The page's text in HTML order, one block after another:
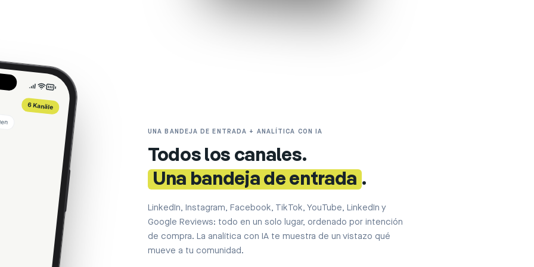
6 Kanäle
UNA BANDEJA DE ENTRADA + ANALÍTICA CON IA
Todos los canales.
Una bandeja de entrada .
LinkedIn, Instagram, Facebook, TikTok, YouTube, LinkedIn y
Google Reviews: todo en un solo lugar, ordenado por intención
de compra. La analítica con IA te muestra de un vistazo qué
mueve a tu comunidad.